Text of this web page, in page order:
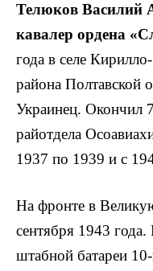
Телюков Василий
кавалер ордена
года в селе
района Полтавской
Украинец. Окончил
райотдела
1937 по 1939 и с
На фронте в
сентября 1943 года.
штаб­ной батареи